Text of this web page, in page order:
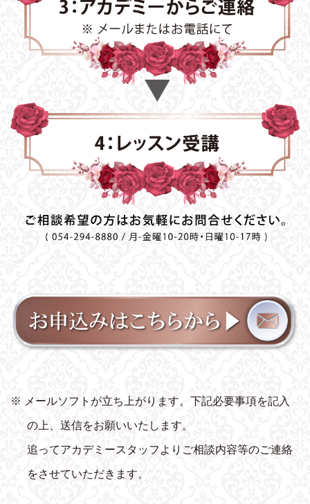
※ メールソフトが立ち上がります。下記必要事項を記入
の上、送信をお願いいたします。
追ってアカデミースタッフよりご相談内容等のご連絡
をさせていただきます。